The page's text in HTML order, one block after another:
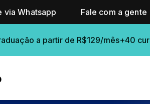
via Whatsapp Fale com a gente
a partir de R$129/mês+40